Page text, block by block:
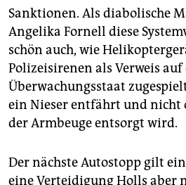
Sanktionen. Als diabolische
Angelika Fornell diese
schön auch, wie
Polizeisirenen als Verweis auf
Überwachungsstaat
ein Nieser entfährt und nicht
der Armbeuge entsorgt wird.
Der nächste Autostopp gilt
eine Verteidigung Holls aber